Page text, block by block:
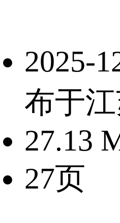
2025-
布于
27.13
27页